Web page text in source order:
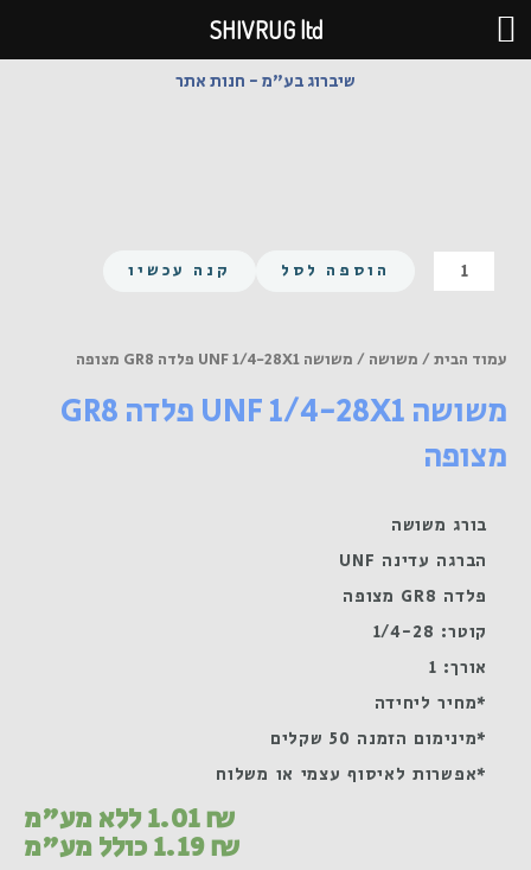
דילוג
לתוכן
שיברוג בע"מ - חנות אתר
כמות
של
28X1
GR8
הוספה לסל קנה עכשיו
עמוד הבית/ משושה / משושה UNF 1/4-28X1 פלדה GR8 מצופה
משושה UNF 1/4-28X1 פלדה GR8
מצופה
בורג משושה
הברגה עדינה UNF
פלדה GR8 מצופה
קוטר: 1/4-28
אורך: 1
*מחיר ליחידה
*מינימום הזמנה 50 שקלים
*אפשרות לאיסוף עצמי או משלוח
1.01₪ ללא מע"מ
1.19₪ כולל מע"מ
SHIVRUG ltd